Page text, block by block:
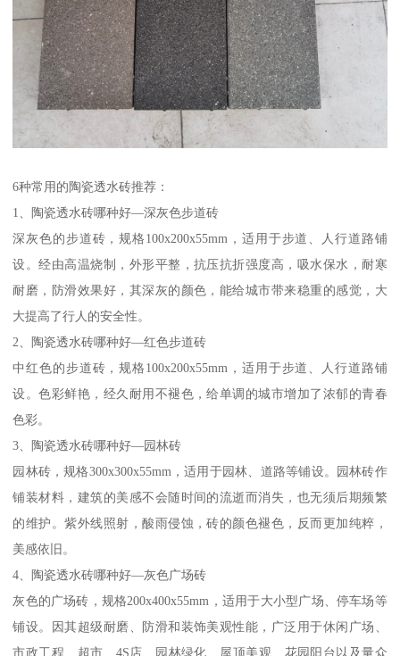
6种常用的陶瓷透水砖推荐：
1、陶瓷透水砖哪种好—深灰色步道砖
深灰色的步道砖，规格100x200x55mm，适用于步道、人行道路铺
设。经由高温烧制，外形平整，抗压抗折强度高，吸水保水，耐寒
耐磨，防滑效果好，其深灰的颜色，能给城市带来稳重的感觉，大
大提高了行人的安全性。
2、陶瓷透水砖哪种好—红色步道砖
中红色的步道砖，规格100x200x55mm，适用于步道、人行道路铺
设。色彩鲜艳，经久耐用不褪色，给单调的城市增加了浓郁的青春
色彩。
3、陶瓷透水砖哪种好—园林砖
园林砖，规格300x300x55mm，适用于园林、道路等铺设。园林砖作
铺装材料，建筑的美感不会随时间的流逝而消失，也无须后期频繁
的维护。紫外线照射，酸雨侵蚀，砖的颜色褪色，反而更加纯粹，
美感依旧。
4、陶瓷透水砖哪种好—灰色广场砖
灰色的广场砖，规格200x400x55mm，适用于大小型广场、停车场等
铺设。因其超级耐磨、防滑和装饰美观性能，广泛用于休闲广场、
市政工程、超市、4S店、园林绿化、屋顶美观、花园阳台以及量众